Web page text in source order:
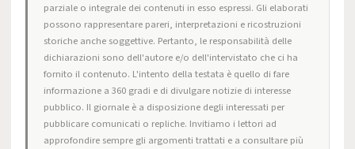
parziale o integrale dei contenuti in esso espressi. Gli elaborati
possono rappresentare pareri, interpretazioni e ricostruzioni
storiche anche soggettive. Pertanto, le responsabilità delle
dichiarazioni sono dell'autore e/o dell'intervistato che ci ha
fornito il contenuto. L'intento della testata è quello di fare
informazione a 360 gradi e di divulgare notizie di interesse
pubblico. Il giornale è a disposizione degli interessati per
pubblicare comunicati o repliche. Invitiamo i lettori ad
approfondire sempre gli argomenti trattati e a consultare più